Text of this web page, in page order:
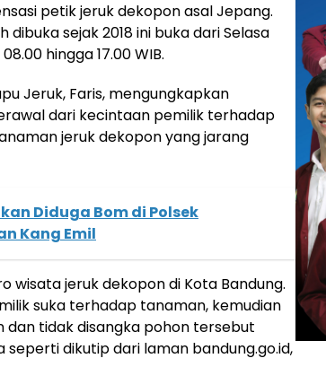
petik jeruk dekopon asal Jepang.
sejak 2018 ini buka dari Selasa
hingga 17.00 WIB.
Jeruk, Faris, mengungkapkan
dari kecintaan pemilik terhadap
jeruk dekopon yang jarang
Diduga Bom di Polsek
Kang Emil
wisata jeruk dekopon di Kota Bandung.
suka terhadap tanaman, kemudian
dan tidak disangka pohon tersebut
seperti dikutip dari laman bandung.go.id,